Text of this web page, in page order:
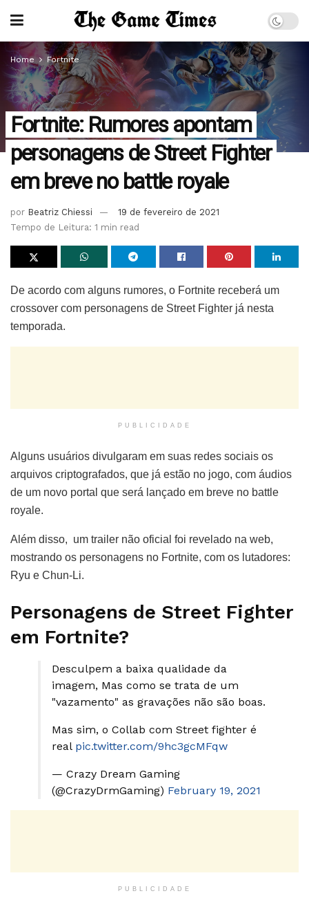
Home Fortnite
Fortnite: Rumores apontam
personagens de Street Fighter
em breve no battle royale
por Beatriz Chiessi
19 de fevereiro de 2021
Tempo de Leitura: 1 min read
De acordo com alguns rumores, o Fortnite receberá um
crossover com personagens de Street Fighter já nesta
temporada.
PUBLICIDADE
Alguns usuários divulgaram em suas redes sociais os
arquivos criptografados, que já estão no jogo, com áudios
de um novo portal que será lançado em breve no battle
royale.
Além disso, um trailer não oficial foi revelado na web,
mostrando os personagens no Fortnite, com os lutadores:
Ryu e Chun-Li.
Personagens de Street Fighter
em Fortnite?
Desculpem a baixa qualidade da
imagem, Mas como se trata de um
"vazamento" as gravações não são boas.
Mas sim, o Collab com Street fighter é
real pic.twitter.com/9hc3gcMFqw
— Crazy Dream Gaming
(@CrazyDrmGaming) February 19, 2021
PUBLICIDADE